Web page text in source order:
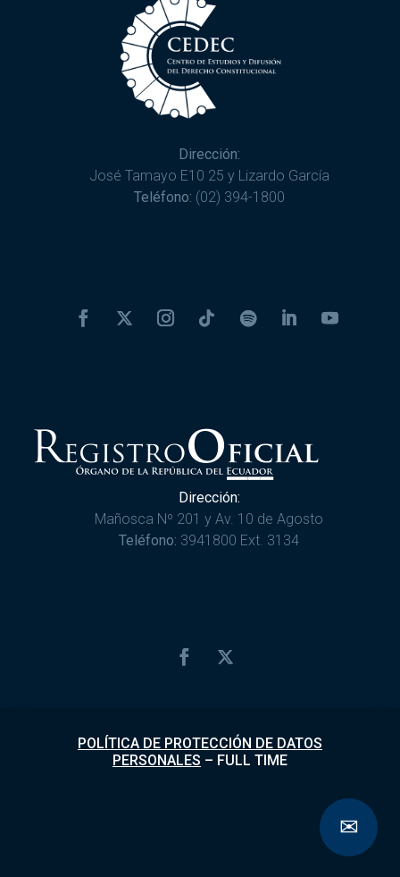
Dirección:
José Tamayo E10 25 y Lizardo García
Teléfono: (02) 394-1800
Dirección:
Mañosca Nº 201 y Av. 10 de Agosto
Teléfono: 3941800 Ext. 3134
POLÍTICA DE PROTECCIÓN DE DATOS
PERSONALES – FULL TIME
✉